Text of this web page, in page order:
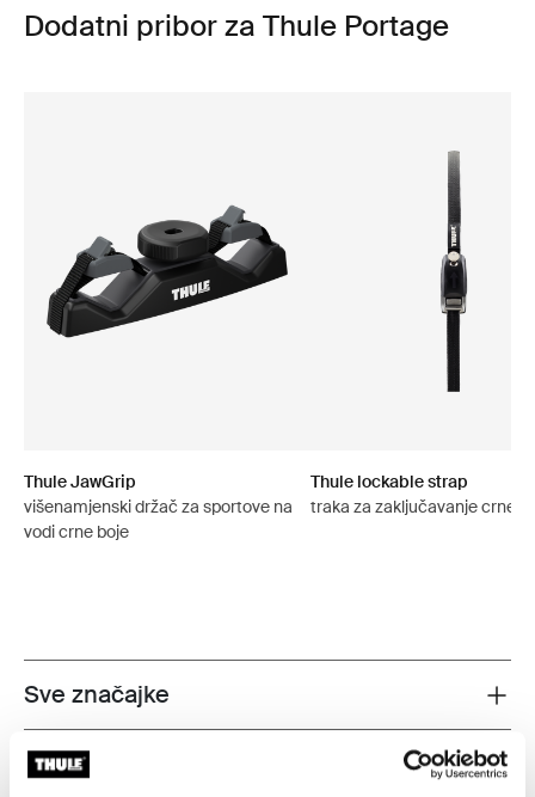
Dodatni pribor za Thule Portage
Thule JawGrip
višenamjenski držač za sportove na
vodi crne boje
Thule lockable strap
traka za zaključavanje crne
Toggle features
Sve značajke
Tehničke specifikacije